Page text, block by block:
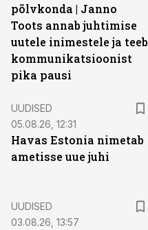
põlvkonda | Janno
Toots annab juhtimise
uutele inimestele ja teeb
kommunikatsioonist
pika pausi
UUDISED
05.08.26, 12:31
Havas Estonia nimetab
ametisse uue juhi
UUDISED
03.08.26, 13:57